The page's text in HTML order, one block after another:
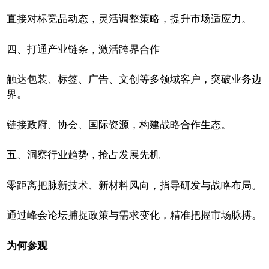
直接对标竞品动态，灵活调整策略，提升市场适应力。
四、打通产业链条，激活跨界合作
触达包装、标签、广告、文创等多领域客户，突破业务边
界。
链接政府、协会、国际资源，构建战略合作生态。
五、洞察行业趋势，抢占发展先机
零距离把脉新技术、新材料风向，指导研发与战略布局。
通过峰会论坛捕捉政策与需求变化，精准把握市场脉搏。
为何参观